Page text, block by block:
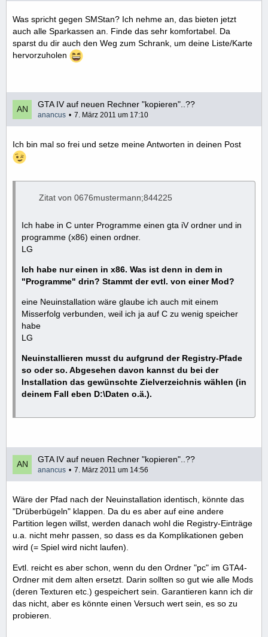
Was spricht gegen SMStan? Ich nehme an, das bieten jetzt
auch alle Sparkassen an. Finde das sehr komfortabel. Da
sparst du dir auch den Weg zum Schrank, um deine Liste/Karte
hervorzuholen
GTA IV auf neuen Rechner "kopieren"..??
anancus 7. März 2011 um 17:10
Ich bin mal so frei und setze meine Antworten in deinen Post
Zitat von 0676mustermann;844225
Ich habe in C unter Programme einen gta iV ordner und in
programme (x86) einen ordner.
LG
Ich habe nur einen in x86. Was ist denn in dem in
"Programme" drin? Stammt der evtl. von einer Mod?
eine Neuinstallation wäre glaube ich auch mit einem
Misserfolg verbunden, weil ich ja auf C zu wenig speicher
habe
LG
Neuinstallieren musst du aufgrund der Registry-Pfade
so oder so. Abgesehen davon kannst du bei der
Installation das gewünschte Zielverzeichnis wählen (in
deinem Fall eben D:\Daten o.ä.).
GTA IV auf neuen Rechner "kopieren"..??
anancus 7. März 2011 um 14:56
Wäre der Pfad nach der Neuinstallation identisch, könnte das
"Drüberbügeln" klappen. Da du es aber auf eine andere
Partition legen willst, werden danach wohl die Registry-Einträge
u.a. nicht mehr passen, so dass es da Komplikationen geben
wird (= Spiel wird nicht laufen).
Evtl. reicht es aber schon, wenn du den Ordner "pc" im GTA4-
Ordner mit dem alten ersetzt. Darin sollten so gut wie alle Mods
(deren Texturen etc.) gespeichert sein. Garantieren kann ich dir
das nicht, aber es könnte einen Versuch wert sein, es so zu
probieren.